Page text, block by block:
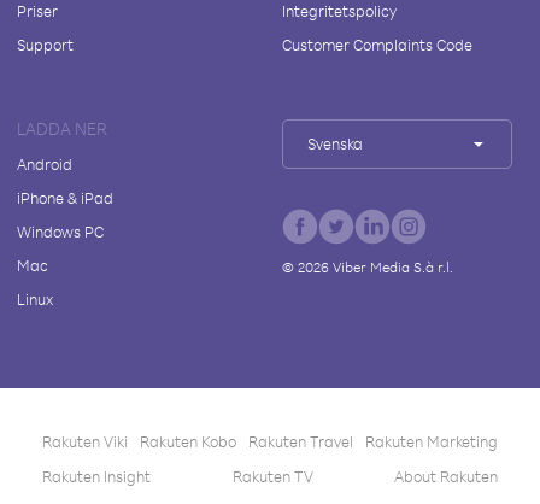
Priser
Support
Integritetspolicy
Customer Complaints Code
LADDA NER
Android
iPhone & iPad
Windows PC
Mac
Linux
Svenska
© 2026Viber Media S.à r.l.
Rakuten Viki Rakuten Kobo Rakuten Travel
Rakuten Marketing
Rakuten Insight
Rakuten TV About Rakuten